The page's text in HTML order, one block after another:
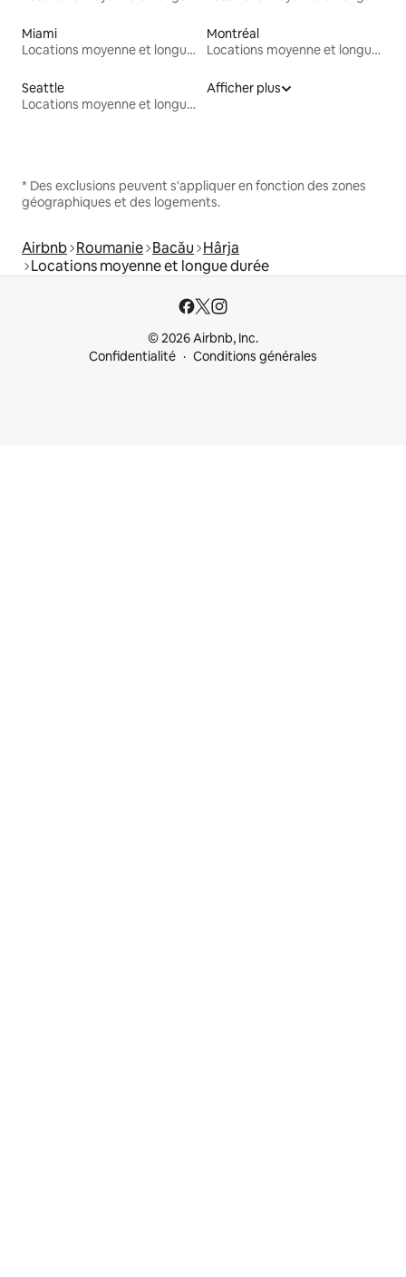
Miami
Locations moyenne et longue durée
Montréal
Locations moyenne et longue durée
Seattle
Locations moyenne et longue durée
Afficher plus
* Des exclusions peuvent s'appliquer en fonction des zones
géographiques et des logements.
Airbnb Roumanie Bacău Hârja
Locations moyenne et longue durée
© 2026 Airbnb, Inc.
Confidentialité
Conditions générales